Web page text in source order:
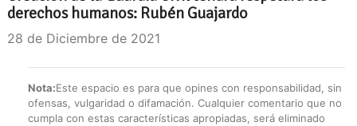
derechos humanos: Rubén Guajardo
28 de Diciembre de 2021
Nota:Este espacio es para que opines con responsabilidad, sin
ofensas, vulgaridad o difamación. Cualquier comentario que no
cumpla con estas características apropiadas, será eliminado